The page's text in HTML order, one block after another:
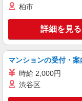
+゜
頂く
い
+゜
キープ
紹介予定派遣
株式会社シエロ
【
柏市
詳細を見る
マンションの受付・案
時給 2,000円
渋谷区